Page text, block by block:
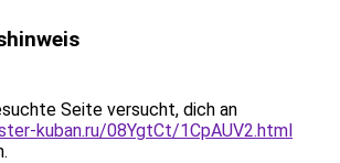
Seite versucht, dich an
kuban.ru/08YgtCt/1CpAUV2.html